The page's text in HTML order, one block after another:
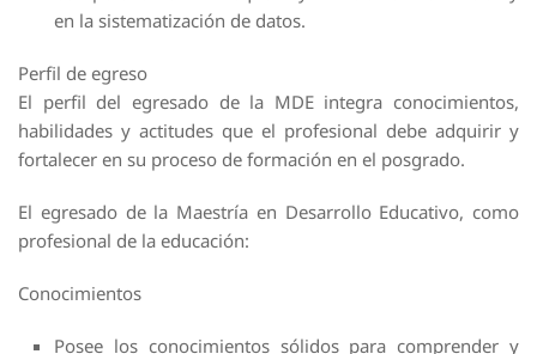
en la sistematización de datos.
Perfil de egreso
El perfil del egresado de la MDE integra conocimientos,
habilidades y actitudes que el profesional debe adquirir y
fortalecer en su proceso de formación en el posgrado.
El egresado de la Maestría en Desarrollo Educativo, como
profesional de la educación:
Conocimientos
Posee los conocimientos sólidos para comprender y